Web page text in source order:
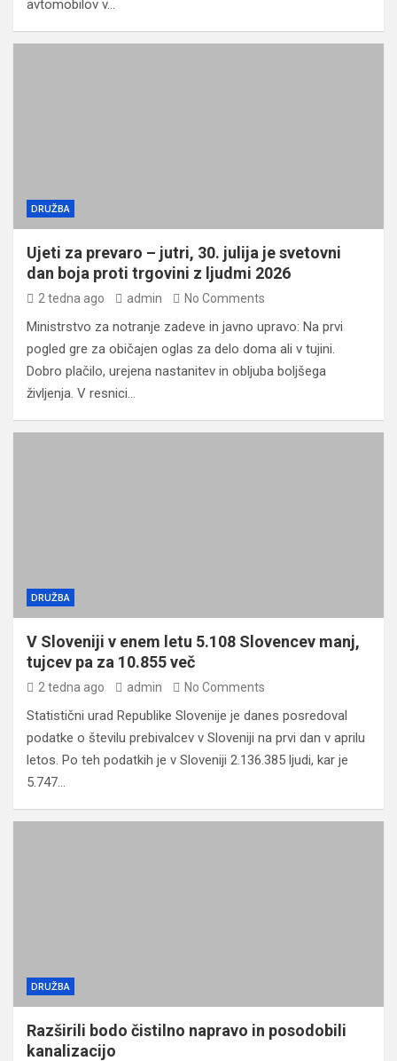
avtomobilov v…
DRUŽBA
Ujeti za prevaro – jutri, 30. julija je svetovni
dan boja proti trgovini z ljudmi 2026
2 tedna ago admin No Comments
Ministrstvo za notranje zadeve in javno upravo: Na prvi
pogled gre za običajen oglas za delo doma ali v tujini.
Dobro plačilo, urejena nastanitev in obljuba boljšega
življenja. V resnici…
DRUŽBA
V Sloveniji v enem letu 5.108 Slovencev manj,
tujcev pa za 10.855 več
2 tedna ago admin No Comments
Statistični urad Republike Slovenije je danes posredoval
podatke o številu prebivalcev v Sloveniji na prvi dan v aprilu
letos. Po teh podatkih je v Sloveniji 2.136.385 ljudi, kar je
5.747…
DRUŽBA
Razširili bodo čistilno napravo in posodobili
kanalizacijo